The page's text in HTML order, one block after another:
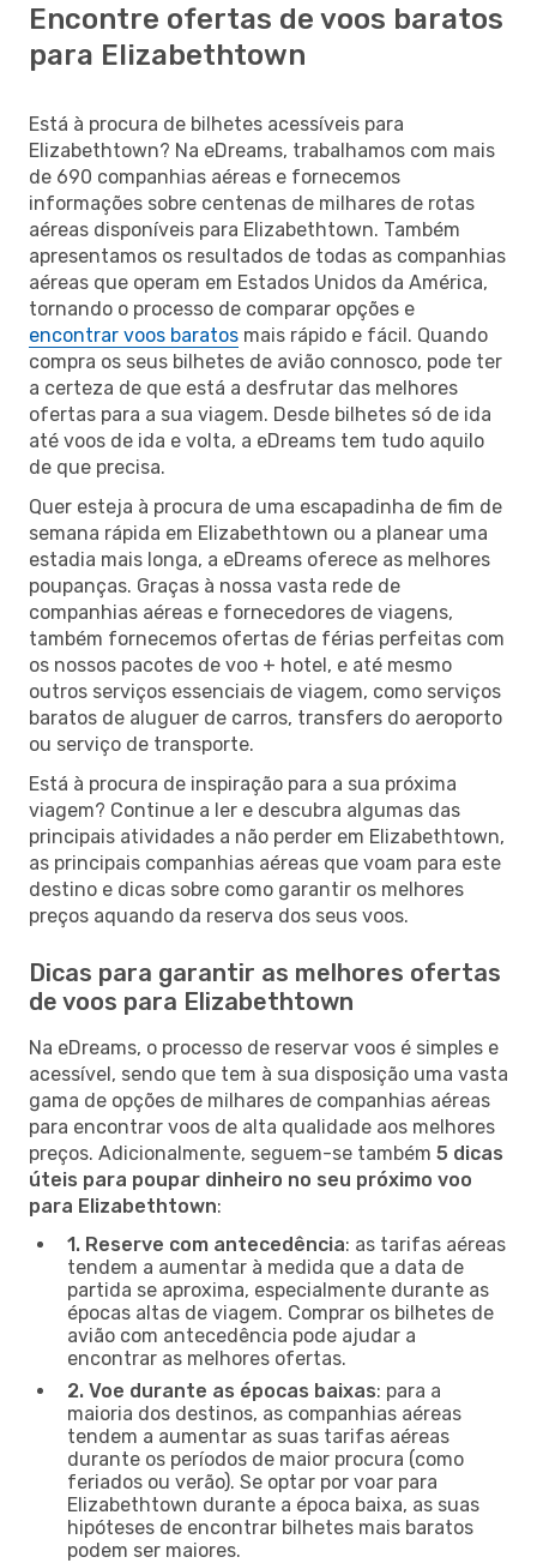
Encontre ofertas de voos baratos
para Elizabethtown
Está à procura de bilhetes acessíveis para
Elizabethtown? Na eDreams, trabalhamos com mais
de 690 companhias aéreas e fornecemos
informações sobre centenas de milhares de rotas
aéreas disponíveis para Elizabethtown. Também
apresentamos os resultados de todas as companhias
aéreas que operam em Estados Unidos da América,
tornando o processo de comparar opções e
encontrar voos baratos mais rápido e fácil. Quando
compra os seus bilhetes de avião connosco, pode ter
a certeza de que está a desfrutar das melhores
ofertas para a sua viagem. Desde bilhetes só de ida
até voos de ida e volta, a eDreams tem tudo aquilo
de que precisa.
Quer esteja à procura de uma escapadinha de fim de
semana rápida em Elizabethtown ou a planear uma
estadia mais longa, a eDreams oferece as melhores
poupanças. Graças à nossa vasta rede de
companhias aéreas e fornecedores de viagens,
também fornecemos ofertas de férias perfeitas com
os nossos pacotes de voo + hotel, e até mesmo
outros serviços essenciais de viagem, como serviços
baratos de aluguer de carros, transfers do aeroporto
ou serviço de transporte.
Está à procura de inspiração para a sua próxima
viagem? Continue a ler e descubra algumas das
principais atividades a não perder em Elizabethtown,
as principais companhias aéreas que voam para este
destino e dicas sobre como garantir os melhores
preços aquando da reserva dos seus voos.
Dicas para garantir as melhores ofertas
de voos para Elizabethtown
Na eDreams, o processo de reservar voos é simples e
acessível, sendo que tem à sua disposição uma vasta
gama de opções de milhares de companhias aéreas
para encontrar voos de alta qualidade aos melhores
preços. Adicionalmente, seguem-se também 5 dicas
úteis para poupar dinheiro no seu próximo voo
para Elizabethtown:
1. Reserve com antecedência: as tarifas aéreas
tendem a aumentar à medida que a data de
partida se aproxima, especialmente durante as
épocas altas de viagem. Comprar os bilhetes de
avião com antecedência pode ajudar a
encontrar as melhores ofertas.
2. Voe durante as épocas baixas: para a
maioria dos destinos, as companhias aéreas
tendem a aumentar as suas tarifas aéreas
durante os períodos de maior procura (como
feriados ou verão). Se optar por voar para
Elizabethtown durante a época baixa, as suas
hipóteses de encontrar bilhetes mais baratos
podem ser maiores.